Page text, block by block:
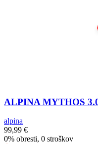
ALPINA MYTHOS
alpina
99,99 €
0% obresti, 0 stroškov